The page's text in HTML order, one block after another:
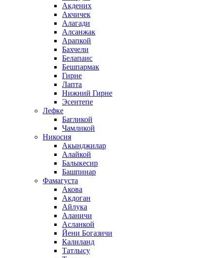
Акдених
Акчичек
Алагади
Алсанжак
Арапкой
Бахчели
Белапаис
Бешпармак
Гирне
Лапта
Нижний Гирне
Эсентепе
Лефке
Багликой
Чамликой
Никосия
Акынджилар
Алайкой
Балыкесир
Башпинар
Фамагуста
Акова
Акдоган
Айлука
Аланичи
Асланкой
Йени Богазичи
Калиланд
Татлысу